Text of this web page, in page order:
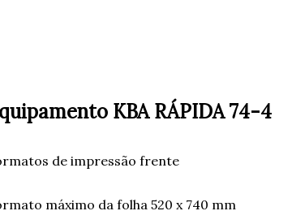
KBA RÁPIDA 74-4
de impressão frente
máximo da folha 520 x 740 mm